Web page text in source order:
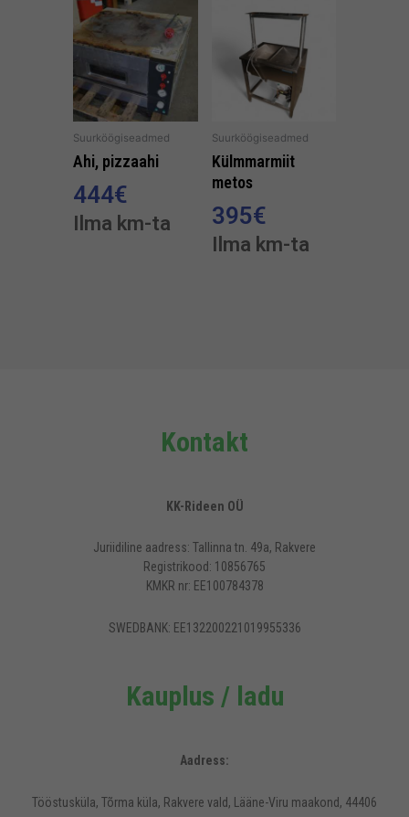
Suurköögiseadmed
Ahi, pizzaahi
444€
Ilma km-ta
Suurköögiseadmed
Külmmarmiit
metos
395€
Ilma km-ta
Kontakt
KK-Rideen OÜ
Juriidiline aadress: Tallinna tn. 49a, Rakvere
Registrikood: 10856765
KMKR nr: EE100784378
SWEDBANK: EE132200221019955336
Kauplus / ladu
Aadress:
Tööstusküla, Tõrma küla, Rakvere vald, Lääne-Viru maakond, 44406